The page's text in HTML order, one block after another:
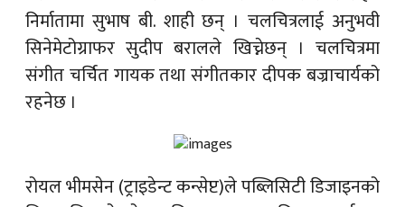
निर्मातामा सुभाष बी. शाही छन् । चलचित्रलाई अनुभवी
सिनेमेटोग्राफर सुदीप बरालले खिच्नेछन् । चलचित्रमा
संगीत चर्चित गायक तथा संगीतकार दीपक बज्राचार्यको
रहनेछ ।
रोयल भीमसेन (ट्राइडेन्ट कन्सेप्ट)ले पब्लिसिटी डिजाइनको